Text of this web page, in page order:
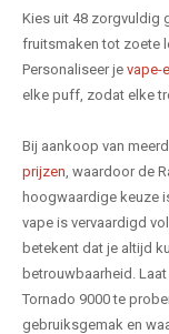
Kies uit 48 zorgvuldig
fruitsmaken tot zoete
Personaliseer je vape-
elke puff, zodat elke
Bij aankoop van
prijzen , waardoor de
hoogwaardige keuze
vape is vervaardigd
betekent dat je altijd
betrouwbaarheid.
Tornado 9000 te
gebruiksgemak en